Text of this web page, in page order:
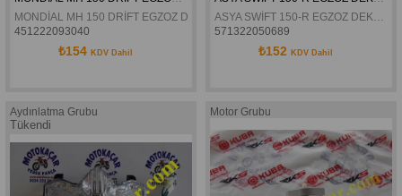
MONDİAL MH 150 DRİFT EGZOZ DEKOR KAPAĞI ORJİNAL
451222093040
₺154 KDV Dahil
ASYA SWİFT 150-R EGZOZ DEKOR KAPAĞI ORJİNAL
571322050689
₺152 KDV Dahil
Aydınlatma Grubu
Tükendi
Motor Grubu